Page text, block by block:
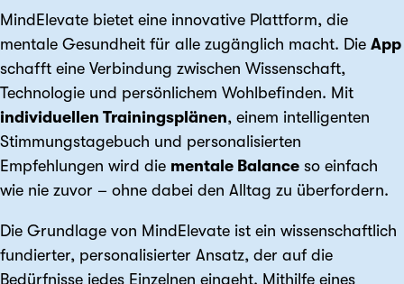
MindElevate bietet eine innovative Plattform, die
mentale Gesundheit für alle zugänglich macht. Die App
schafft eine Verbindung zwischen Wissenschaft,
Technologie und persönlichem Wohlbefinden. Mit
individuellen Trainingsplänen, einem intelligenten
Stimmungstagebuch und personalisierten
Empfehlungen wird die mentale Balance so einfach
wie nie zuvor – ohne dabei den Alltag zu überfordern.
Die Grundlage von MindElevate ist ein wissenschaftlich
fundierter, personalisierter Ansatz, der auf die
Bedürfnisse jedes Einzelnen eingeht. Mithilfe eines